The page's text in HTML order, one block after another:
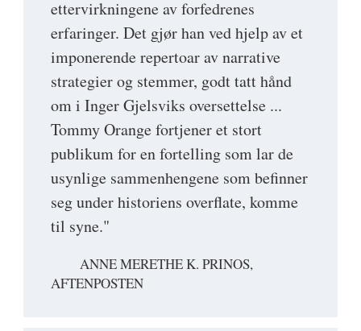
ettervirkningene av forfedrenes
erfaringer. Det gjør han ved hjelp av et
imponerende repertoar av narrative
strategier og stemmer, godt tatt hånd
om i Inger Gjelsviks oversettelse ...
Tommy Orange fortjener et stort
publikum for en fortelling som lar de
usynlige sammenhengene som befinner
seg under historiens overflate, komme
til syne."
ANNE MERETHE K. PRINOS,
AFTENPOSTEN